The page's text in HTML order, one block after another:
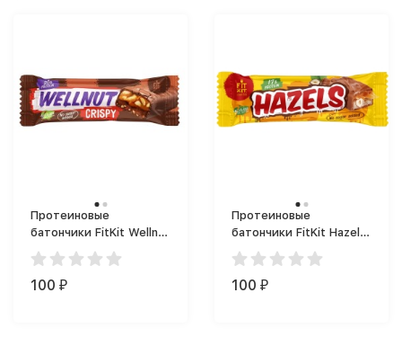
Протеиновые
батончики FitKit Wellnut
(45 г)
100 ₽
Протеиновые
батончики FitKit Hazels
(45 г)
100 ₽